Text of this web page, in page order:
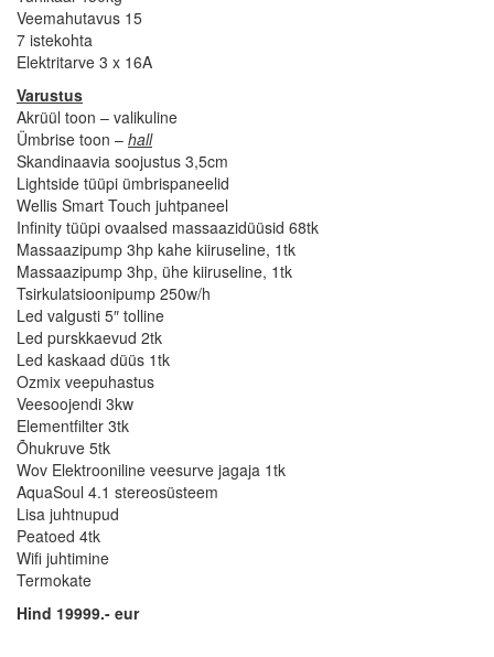
Veemahutavus 15
7 istekohta
Elektritarve 3 x 16A
Varustus
Akrüül toon – valikuline
Ümbrise toon – hall
Skandinaavia soojustus 3,5cm
Lightside tüüpi ümbrispaneelid
Wellis Smart Touch juhtpaneel
Infinity tüüpi ovaalsed massaazidüüsid 68tk
Massaazipump 3hp kahe kiiruseline, 1tk
Massaazipump 3hp, ühe kiiruseline, 1tk
Tsirkulatsioonipump 250w/h
Led valgusti 5″ tolline
Led purskkaevud 2tk
Led kaskaad düüs 1tk
Ozmix veepuhastus
Veesoojendi 3kw
Elementfilter 3tk
Õhukruve 5tk
Wov Elektrooniline veesurve jagaja 1tk
AquaSoul 4.1 stereosüsteem
Lisa juhtnupud
Peatoed 4tk
Wifi juhtimine
Termokate
Hind 19999.- eur